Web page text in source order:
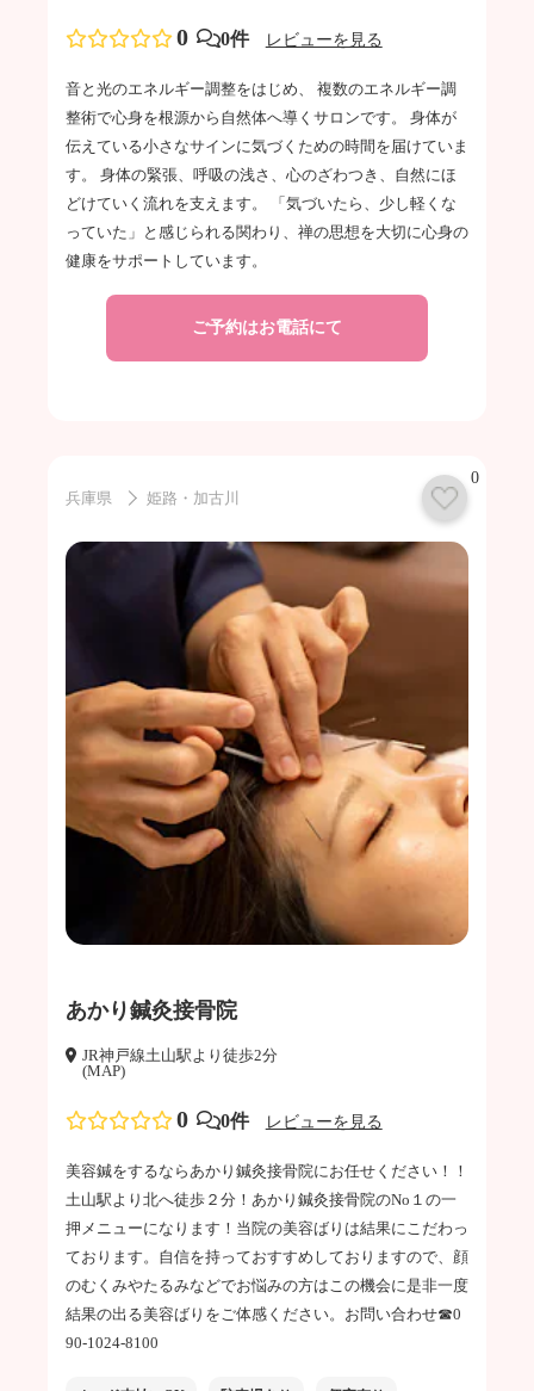
0 0件 レビューを見る
音と光のエネルギー調整をはじめ、 複数のエネルギー調
整術で心身を根源から自然体へ導くサロンです。 身体が
伝えている小さなサインに気づくための時間を届けていま
す。 身体の緊張、呼吸の浅さ、心のざわつき、自然にほ
どけていく流れを支えます。 「気づいたら、少し軽くな
っていた」と感じられる関わり、禅の思想を大切に心身の
健康をサポートしています。
ご予約はお電話にて
0
兵庫県
姫路・加古川
あかり鍼灸接骨院
JR神戸線土山駅より徒歩2分
(MAP)
0 0件 レビューを見る
美容鍼をするならあかり鍼灸接骨院にお任せください！！
土山駅より北へ徒歩２分！あかり鍼灸接骨院のNo１の一
押メニューになります！当院の美容ばりは結果にこだわっ
ております。自信を持っておすすめしておりますので、顔
のむくみやたるみなどでお悩みの方はこの機会に是非一度
結果の出る美容ばりをご体感ください。お問い合わせ☎︎0
90-1024-8100